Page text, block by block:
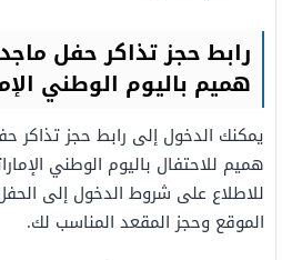
رابط حجز تذاكر حفل
هميم باليوم الوطني
يمكنك الدخول إلى رابط حجز
هميم للاحتفال باليوم الوطني الإماراتي 50
للاطلاع على شروط الدخول إلى
الموقع وحجز المقعد المناسب لك.